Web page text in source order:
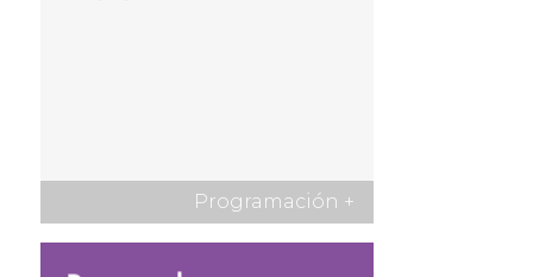
Programación +